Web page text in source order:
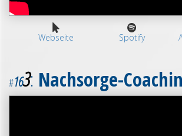
Webseite Spotify
#163: Nachsorge-